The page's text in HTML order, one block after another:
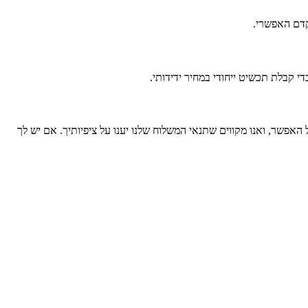
ואנו מקווים שתנאי המשלוח שלנו יענו על ציפיותיך. אם יש לך